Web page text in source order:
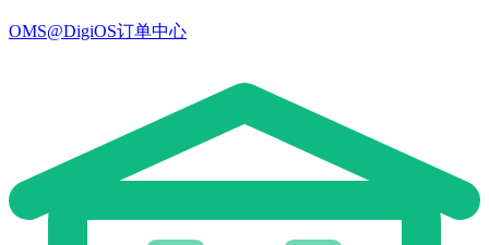
OMS@DigiOS订单中心